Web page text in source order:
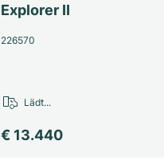
Explorer II
226570
€ 13.440
Lädt...